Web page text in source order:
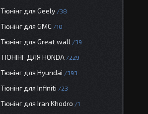
Тюнінг для Geely 38
Тюнінг для GMC 10
Тюнінг для Great wall 39
ТЮНІНГ ДЛЯ HONDA 229
Тюнінг для Hyundai 393
Тюнінг для Infiniti 23
Тюнінг для Iran Khodro 1